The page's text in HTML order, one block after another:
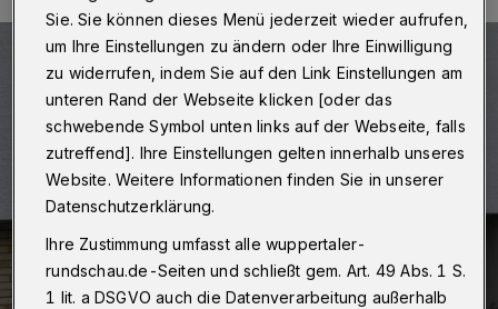
Sie. Sie können dieses Menü jederzeit wieder aufrufen,
um Ihre Einstellungen zu ändern oder Ihre Einwilligung
zu widerrufen, indem Sie auf den Link Einstellungen am
unteren Rand der Webseite klicken [oder das
schwebende Symbol unten links auf der Webseite, falls
zutreffend]. Ihre Einstellungen gelten innerhalb unseres
Website. Weitere Informationen finden Sie in unserer
Datenschutzerklärung.
Ihre Zustimmung umfasst alle wuppertaler-
rundschau.de-Seiten und schließt gem. Art. 49 Abs. 1 S.
1 lit. a DSGVO auch die Datenverarbeitung außerhalb